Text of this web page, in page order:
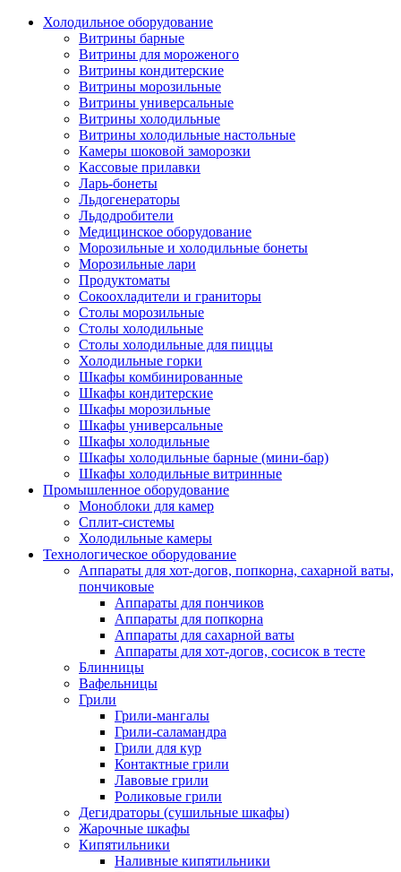
Холодильное оборудование
Витрины барные
Витрины для мороженого
Витрины кондитерские
Витрины морозильные
Витрины универсальные
Витрины холодильные
Витрины холодильные настольные
Камеры шоковой заморозки
Кассовые прилавки
Ларь-бонеты
Льдогенераторы
Льдодробители
Медицинское оборудование
Морозильные и холодильные бонеты
Морозильные лари
Продуктоматы
Сокоохладители и граниторы
Столы морозильные
Столы холодильные
Столы холодильные для пиццы
Холодильные горки
Шкафы комбинированные
Шкафы кондитерские
Шкафы морозильные
Шкафы универсальные
Шкафы холодильные
Шкафы холодильные барные (мини-бар)
Шкафы холодильные витринные
Промышленное оборудование
Моноблоки для камер
Сплит-системы
Холодильные камеры
Технологическое оборудование
Аппараты для хот-догов, попкорна, сахарной ваты,
пончиковые
Аппараты для пончиков
Аппараты для попкорна
Аппараты для сахарной ваты
Аппараты для хот-догов, сосисок в тесте
Блинницы
Вафельницы
Грили
Грили-мангалы
Грили-саламандра
Грили для кур
Контактные грили
Лавовые грили
Роликовые грили
Дегидраторы (сушильные шкафы)
Жарочные шкафы
Кипятильники
Наливные кипятильники